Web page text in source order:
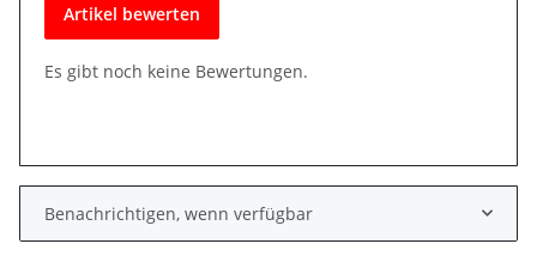
Artikel bewerten
Es gibt noch keine Bewertungen.
Benachrichtigen, wenn verfügbar